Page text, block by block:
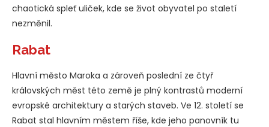
chaotická spleť uliček, kde se život obyvatel po staletí
nezměnil.
Rabat
Hlavní město Maroka a zároveň poslední ze čtyř
královských měst této země je plný kontrastů moderní
evropské architektury a starých staveb. Ve 12. století se
Rabat stal hlavním městem říše, kde jeho panovník tu